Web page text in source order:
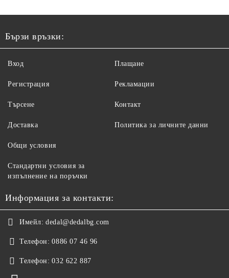
Бързи връзки:
Вход
Регистрация
Търсене
Доставка
Плащане
Рекламации
Контакт
Политика за личните данни
Общи условия
Стандартни условия за
изпълнение на поръчки
Информация за контакти:
Имейл: dedal@dedalbg.com
Телефон: 0886 07 46 96
Телефон: 032 622 887